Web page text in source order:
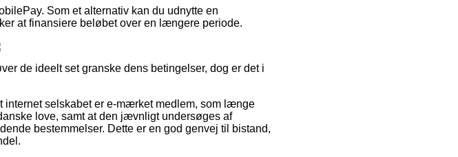
Som et alternativ kan du udnytte en
at finansiere beløbet over en længere periode.
de ideelt set granske dens betingelser, dog er det i
internet selskabet er e-mærket medlem, som længe
love, samt at den jævnligt undersøges af
bestemmelser. Dette er en god genvej til bistand,